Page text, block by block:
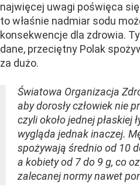
najwięcej uwagi poświęca
to właśnie nadmiar sodu
konsekwencje dla zdrowia.
dane, przeciętny Polak
za dużo.
Światowa Organizacja
aby dorosły człowiek nie
czyli około jednej płaskiej
wygląda jednak inaczej.
spożywają średnio od 10
a kobiety od 7 do 9 g, co
zalecanej normy nawet